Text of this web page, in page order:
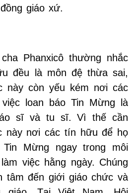
giáo xứ.
Phanxicô thường nhắc
đều là môn đệ thừa sai,
này còn yếu kém nơi các
loan báo Tin Mừng là
sĩ và tu sĩ. Vì thế cần
này nơi các tín hữu để họ
Tin Mừng ngay trong môi
việc hằng ngày. Chúng
tâm đến giới giáo chức và